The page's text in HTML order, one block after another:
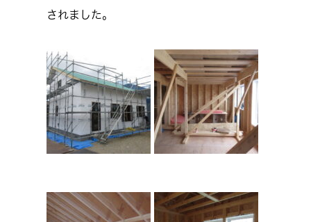
されました。